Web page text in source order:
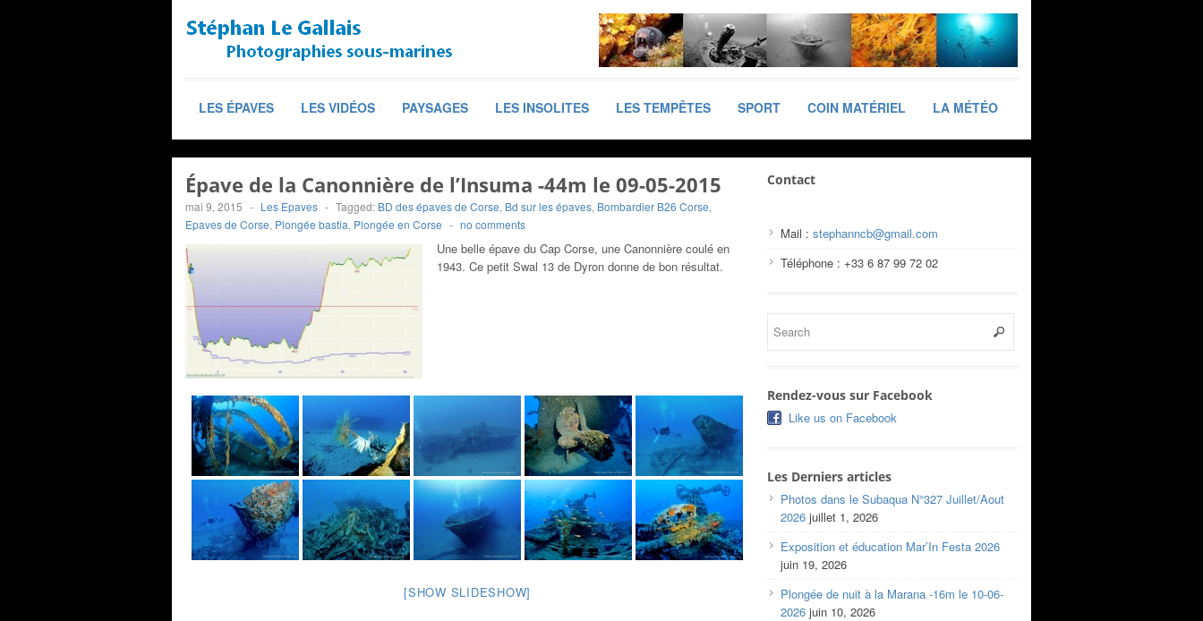
LES ÉPAVES LES VIDÉOS PAYSAGES LES INSOLITES LES TEMPÊTES SPORT COIN MATÉRIEL LA MÉTÉO
Épave de la Canonnière de l’Insuma -44m le 09-05-2015
mai 9, 2015 - Les Epaves - Tagged: BD des épaves de Corse, Bd sur les épaves, Bombardier B26 Corse,
Epaves de Corse, Plongée bastia, Plongée en Corse - no comments
Une belle épave du Cap Corse, une Canonnière coulé en
1943. Ce petit Swal 13 de Dyron donne de bon résultat.
[SHOW SLIDESHOW]
Contact
Mail : stephanncb@gmail.com
Téléphone : +33 6 87 99 72 02
Rendez-vous sur Facebook
Like us on Facebook
Les Derniers articles
Photos dans le Subaqua N°327 Juillet/Aout
2026 juillet 1, 2026
Exposition et éducation Mar’In Festa 2026
juin 19, 2026
Plongée de nuit à la Marana -16m le 10-06-
2026 juin 10, 2026